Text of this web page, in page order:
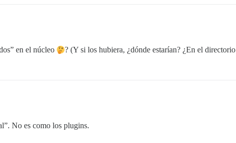
en el núcleo ? (Y si los hubiera, ¿dónde estarían? ¿En el directorio
No es como los plugins.